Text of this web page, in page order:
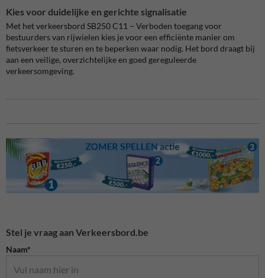
Kies voor duidelijke en gerichte signalisatie
Met het verkeersbord SB250 C11 – Verboden toegang voor
bestuurders van rijwielen kies je voor een efficiënte manier om
fietsverkeer te sturen en te beperken waar nodig. Het bord draagt bij
aan een veilige, overzichtelijke en goed gereguleerde
verkeersomgeving.
Stel je vraag aan Verkeersbord.be
Naam*